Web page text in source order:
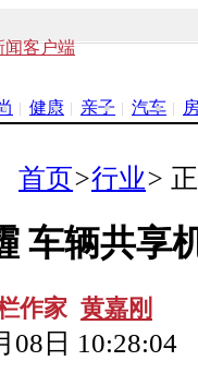
闻客户端
健康 亲子 汽车
首页>行业>
车辆共享
作家 黄嘉刚
08日 10:28:04